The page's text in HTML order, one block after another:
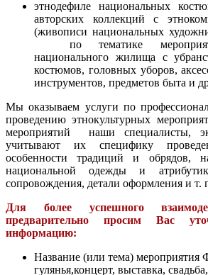
этнодефиле национальных
авторских коллекций с
(живописи национальных
по тематике
национального жилища с
костюмов, головных уборов,
инструментов, предметов быта и
Мы оказываем услуги по
проведению этнокультурных
мероприятий наши специалисты,
учитывают их специфику
особенности традиций и обрядов,
национальной одежды и
сопровождения, детали оформления и т.
Для более успешного
предварительно просим Вас
информацию:
Название (или тема) мероприятия
гулянья,концерт, выставка,